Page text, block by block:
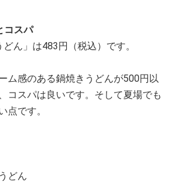
コスパ
どん」は483円（税込）です。
ム感のある鍋焼きうどんが500円以
コスパは良いです。そして夏場でも
点です。
どん